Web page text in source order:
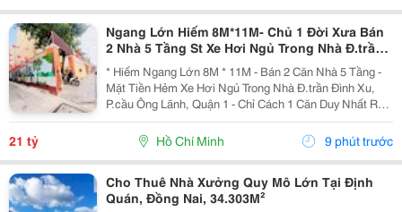
Ngang Lớn Hiếm 8M*11M- Chủ 1 Đời Xưa Bán
2 Nhà 5 Tầng St Xe Hơi Ngủ Trong Nhà Đ.trần
Đình Xu, Quận 1- Khu Vip Ngay Ubnd Góc Trần
Hưng Đạo &
* Hiếm Ngang Lớn 8M * 11M - Bán 2 Căn Nhà 5 Tầng -
Mặt Tiền Hẻm Xe Hơi Ngủ Trong Nhà Đ.trần Đình Xu,
P.cầu Ông Lãnh, Quận 1 - Chỉ Cách 1 Căn Duy Nhất Ra
Mặt Tiền - 093.867.6685 Giang Giang + Diện Tích:
91M2. + Kết Cấu: Gồm 2 Nhà 5 Tầng Đúc Btct -...
21 tỷ Hồ Chí Minh 9 phút trước
Cho Thuê Nhà Xưởng Quy Mô Lớn Tại Định
Quán, Đồng Nai, 34.303M²